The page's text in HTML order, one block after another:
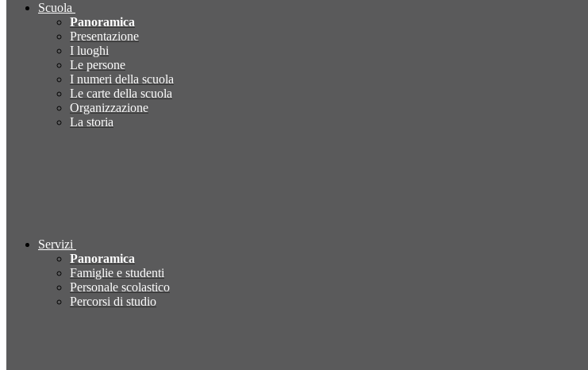
Scuola
Panoramica
Presentazione
I luoghi
Le persone
I numeri della scuola
Le carte della scuola
Organizzazione
La storia
Servizi
Panoramica
Famiglie e studenti
Personale scolastico
Percorsi di studio